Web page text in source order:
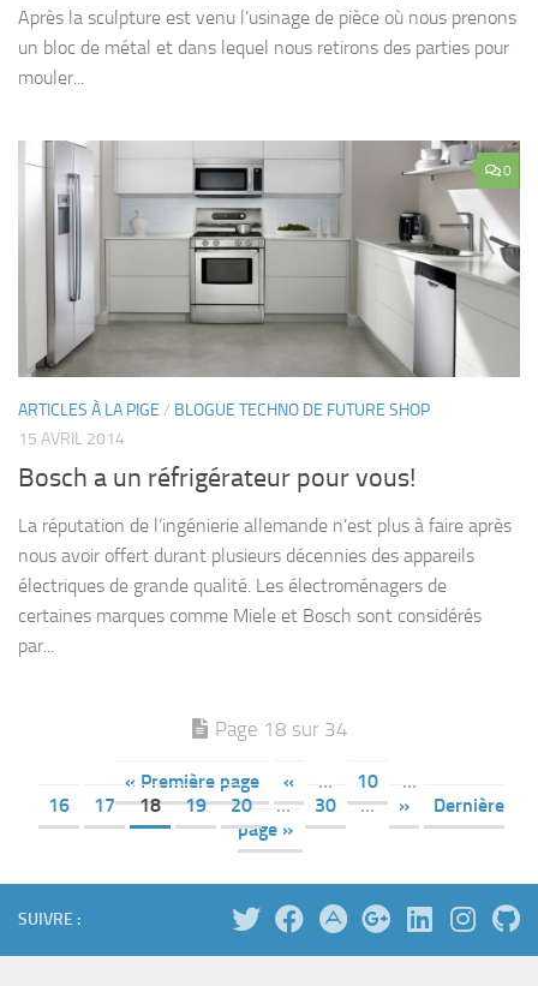
Après la sculpture est venu l’usinage de pièce où nous prenons
un bloc de métal et dans lequel nous retirons des parties pour
mouler...
0
ARTICLES À LA PIGE / BLOGUE TECHNO DE FUTURE SHOP
15 AVRIL 2014
Bosch a un réfrigérateur pour vous!
La réputation de l’ingénierie allemande n’est plus à faire après
nous avoir offert durant plusieurs décennies des appareils
électriques de grande qualité. Les électroménagers de
certaines marques comme Miele et Bosch sont considérés
par...
Page 18 sur 34
« Première page « … 10
…
16
17 18 19 20 … 30 … »
Dernière
page »
SUIVRE :